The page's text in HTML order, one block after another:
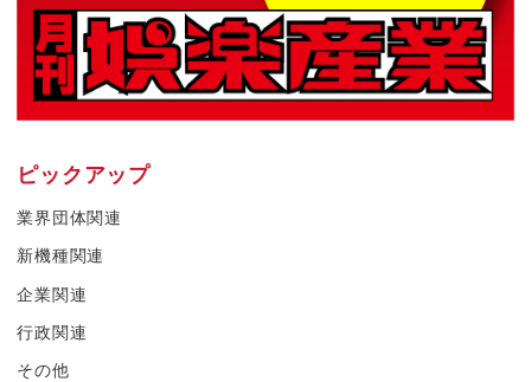
ピックアップ
業界団体関連
新機種関連
企業関連
行政関連
その他